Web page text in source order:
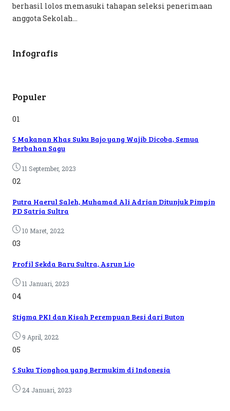
berhasil lolos memasuki tahapan seleksi penerimaan
anggota Sekolah...
Infografis
Populer
01
5 Makanan Khas Suku Bajo yang Wajib Dicoba, Semua
Berbahan Sagu
11 September, 2023
02
Putra Haerul Saleh, Muhamad Ali Adrian Ditunjuk Pimpin
PD Satria Sultra
10 Maret, 2022
03
Profil Sekda Baru Sultra, Asrun Lio
11 Januari, 2023
04
Stigma PKI dan Kisah Perempuan Besi dari Buton
9 April, 2022
05
5 Suku Tionghoa yang Bermukim di Indonesia
24 Januari, 2023